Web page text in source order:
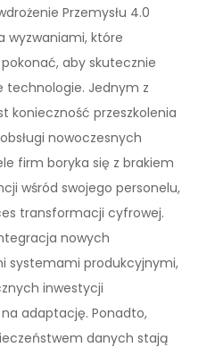
Przemysłu 4.0
wyzwaniami, które
aby skutecznie
Jednym z
konieczność przeszkolenia
nowoczesnych
firm boryka się z brakiem
wśród swojego personelu,
transformacji cyfrowej.
nowych
systemami produkcyjnymi,
inwestycji
adaptację. Ponadto,
danych stają